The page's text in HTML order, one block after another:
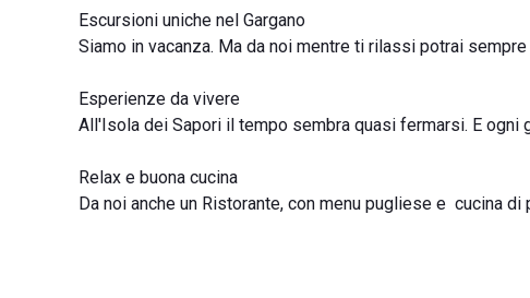
Escursioni uniche nel Gargano
Siamo in vacanza. Ma da noi mentre ti rilassi potrai
Esperienze da vivere
All'Isola dei Sapori il tempo sembra quasi fermarsi. E ogni
Relax e buona cucina
Da noi anche un Ristorante, con menu pugliese e cucina di